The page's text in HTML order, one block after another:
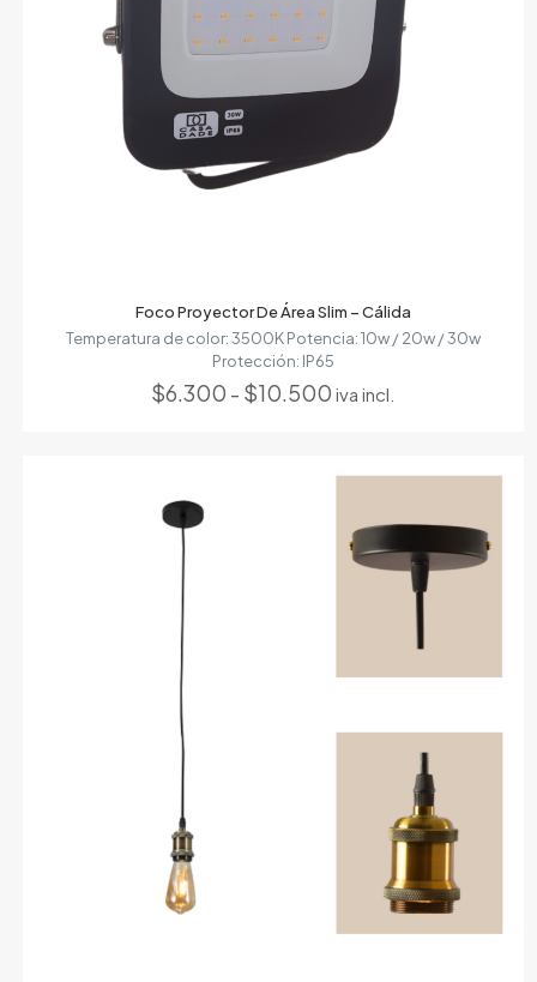
Foco Proyector De Área Slim – Cálida
Temperatura de color: 3500K Potencia: 10w / 20w / 30w
Protección: IP65
$6.300 - $10.500Rango
$6.300
$10.500
iva incl.